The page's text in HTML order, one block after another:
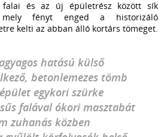
és az új épületrész között sík
fényt enged a historizáló
kelti az abban álló kortárs tömeget.
hatású külső
betonlemezes tömb
egykori szürke
falával ókori masztabát
zuhanás közben